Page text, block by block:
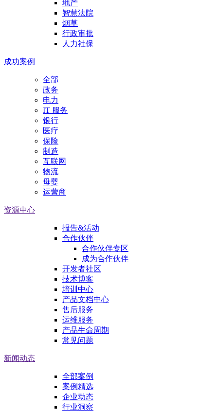
地产
智慧法院
烟草
行政审批
人力社保
成功案例
全部
政务
电力
IT 服务
银行
医疗
保险
制造
互联网
物流
母婴
运营商
资源中心
报告&活动
合作伙伴
合作伙伴专区
成为合作伙伴
开发者社区
技术博客
培训中心
产品文档中心
售后服务
运维服务
产品生命周期
常见问题
新闻动态
全部案例
案例精选
企业动态
行业洞察